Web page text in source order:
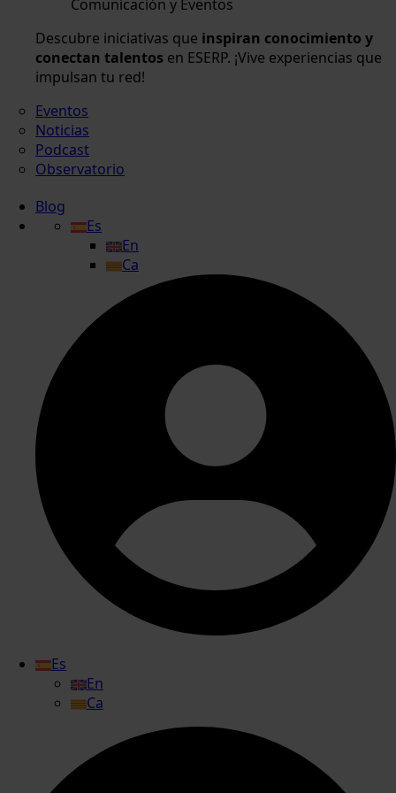
Comunicación y Eventos
Descubre iniciativas que inspiran conocimiento y
conectan talentos en ESERP. ¡Vive experiencias que
impulsan tu red!
Eventos
Noticias
Podcast
Observatorio
Blog
Es
En
Ca
Es
En
Ca